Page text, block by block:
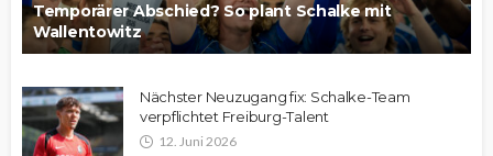
Temporärer Abschied? So plant Schalke mit
Wallentowitz
Nächster Neuzugang fix: Schalke-Team
verpflichtet Freiburg-Talent
12. Juni 2026